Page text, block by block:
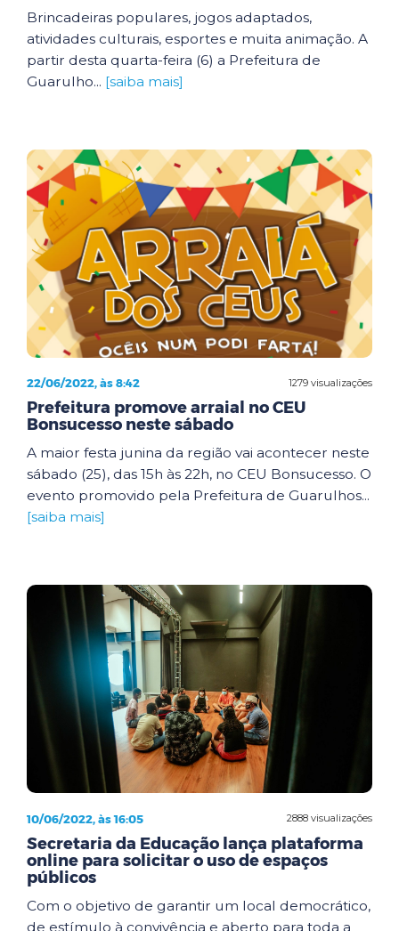
Brincadeiras populares, jogos adaptados,
atividades culturais, esportes e muita animação. A
partir desta quarta-feira (6) a Prefeitura de
Guarulho... [saiba mais]
1279 visualizações
22/06/2022, às 8:42
Prefeitura promove arraial no CEU
Bonsucesso neste sábado
A maior festa junina da região vai acontecer neste
sábado (25), das 15h às 22h, no CEU Bonsucesso. O
evento promovido pela Prefeitura de Guarulhos...
[saiba mais]
2888 visualizações
10/06/2022, às 16:05
Secretaria da Educação lança plataforma
online para solicitar o uso de espaços
públicos
Com o objetivo de garantir um local democrático,
de estímulo à convivência e aberto para toda a